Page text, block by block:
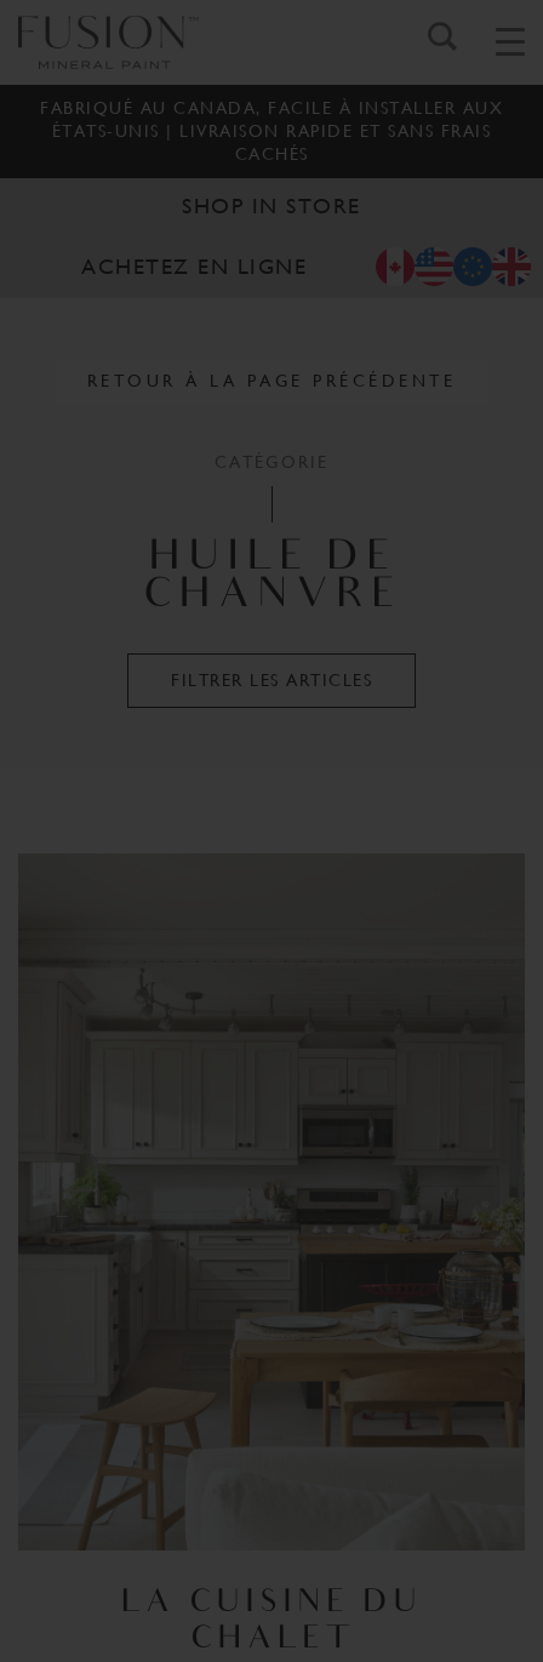
FABRIQUÉ AU CANADA, FACILE À INSTALLER AUX
ÉTATS-UNIS | LIVRAISON RAPIDE ET SANS FRAIS
CACHÉS
SHOP IN STORE
ACHETEZ EN LIGNE
RETOUR À LA PAGE PRÉCÉDENTE
CATÉGORIE
HUILE DE
CHANVRE
FILTRER LES ARTICLES
LA CUISINE DU
CHALET